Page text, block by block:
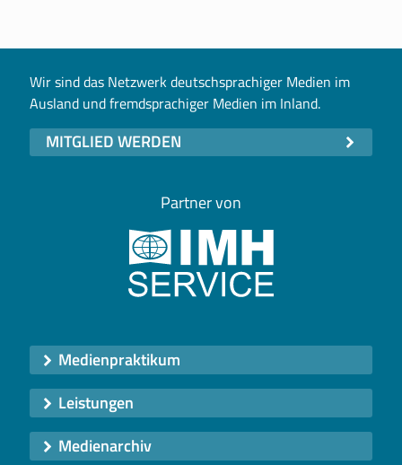
Wir sind das Netzwerk deutschsprachiger Medien im
Ausland und fremdsprachiger Medien im Inland.
MITGLIED WERDEN
Partner von
Medienpraktikum
Leistungen
Medienarchiv